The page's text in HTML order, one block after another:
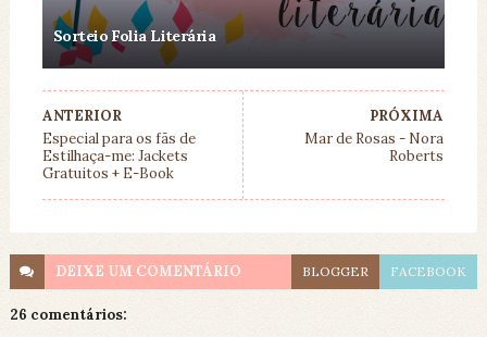
Sorteio Folia Literária
PRÓXIMA
Mar de Rosas - Nora
Roberts
ANTERIOR
Especial para os fãs de
Estilhaça-me: Jackets
Gratuitos + E-Book
DEIXE UM COMENTÁRIO BLOGGER FACEBOOK
26 comentários: